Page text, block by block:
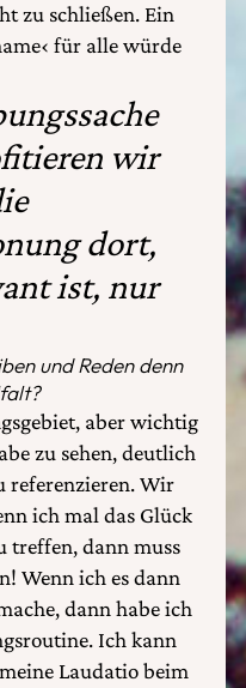
zu schließen. Ein
für alle würde
wir
dort,
ist, nur
und Reden denn
aber wichtig
zu sehen, deutlich
referenzieren. Wir
ich mal das Glück
treffen, dann muss
Wenn ich es dann
dann habe ich
Ich kann
Laudatio beim